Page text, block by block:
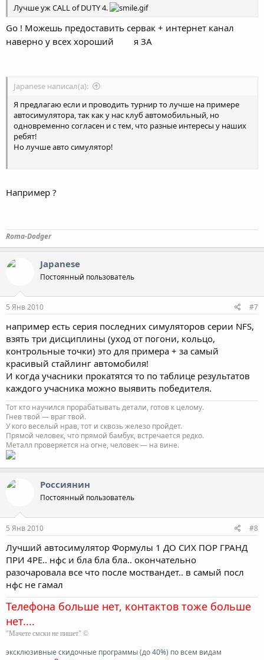
Лучше уж CALL of DUTY 4.
Go ! Можешь предоставить сервак + интернет канал
наверно у всех хороший
я ЗА
Japanese написал(а):
Я предлагаю если и проводить турнир то лучше на примере
автосимулятора, так как у нас клуб автомобильный, но
одновременно согласен и с тем, что разные интересы у наших
ребят!
Но лучше авто симулятор!
Например ?
Roma-Dodger
Japanese
Постоянный пользователь
5 Янв 2010 #7
например есть серия последних симуляторов серии NFS,
взять три дисциплины (уход от погони, кольцо,
контрольные точки) это для примера + за самый
красивый стайлинг автомобиля!
И когда учасники прокатятся то по таблице результатов
каждого учасника можно выявить победителя.
Тот кто научился прорабатывать детали, готов к целому.
Гнев твой — враг твой.
У кого веселый нрав, тот и сквозь железо пройдет.
Прямой человек, что прямой бамбук, встречается редко.
Металл проверяется на огне, человек — на вине.
Россиянин
Постоянный пользователь
5 Янв 2010 #8
Лучший автосимулятор Формулы 1 ДО СИХ ПОР ГРАНД
ПРИ 4РЕ.. нфс и бла бла бла.. окончательно
разочаровала все что после моствандет.. в самый посл
нфс не гамал
Телефона больше нет, контактов тоже больше
нет....
"Мачете смски не пишет" ©
эксклюзивные скидочные программы (до 40%) по всем видам